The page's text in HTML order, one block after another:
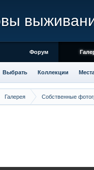
Галерея Собственные
Форум
Выбрать Коллекции